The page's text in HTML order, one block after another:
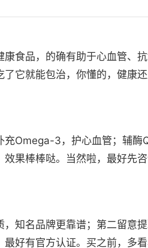
食品，的确有助于心血管、
了它就能包治，你懂的，健康
充Omega-3，护心血管；辅酶
果棒棒哒。当然啦，最好先
知名品牌更靠谱；第二留意
好有官方认证。买之前，多